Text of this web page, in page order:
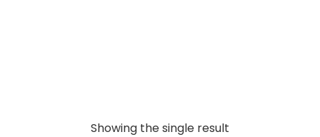
Showing the single result